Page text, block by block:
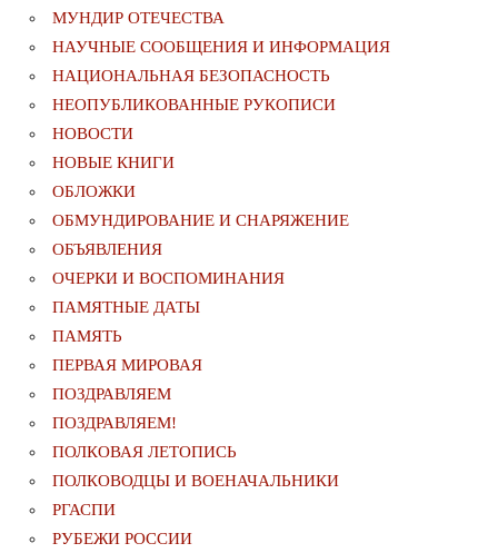
МУНДИР ОТЕЧЕСТВА
НАУЧНЫЕ СООБЩЕНИЯ И ИНФОРМАЦИЯ
НАЦИОНАЛЬНАЯ БЕЗОПАСНОСТЬ
НЕОПУБЛИКОВАННЫЕ РУКОПИСИ
НОВОСТИ
НОВЫЕ КНИГИ
ОБЛОЖКИ
ОБМУНДИРОВАНИЕ И СНАРЯЖЕНИЕ
ОБЪЯВЛЕНИЯ
ОЧЕРКИ И ВОСПОМИНАНИЯ
ПАМЯТНЫЕ ДАТЫ
ПАМЯТЬ
ПЕРВАЯ МИРОВАЯ
ПОЗДРАВЛЯЕМ
ПОЗДРАВЛЯЕМ!
ПОЛКОВАЯ ЛЕТОПИСЬ
ПОЛКОВОДЦЫ И ВОЕНАЧАЛЬНИКИ
РГАСПИ
РУБЕЖИ РОССИИ